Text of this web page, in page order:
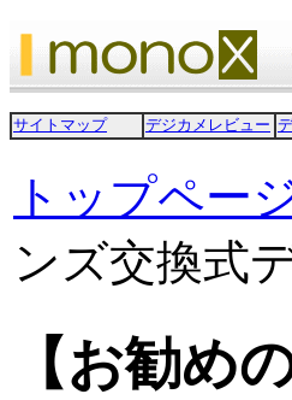
サイトマップ デジカメレビュー
トップペー
ンズ交換式
【お勧め